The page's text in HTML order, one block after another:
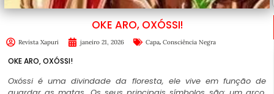
OKE ARO, OXÓSSI!
Revista Xapuri janeiro 21, 2026 Capa, Consciência Negra
OKE ARO, OXÓSSI!
Oxóssi é uma divindade da floresta, ele vive em função de